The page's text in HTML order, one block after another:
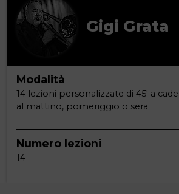
Gigi Grata
Modalità
14 lezioni personalizzate di 45' a
al mattino, pomeriggio o sera
Numero lezioni
14